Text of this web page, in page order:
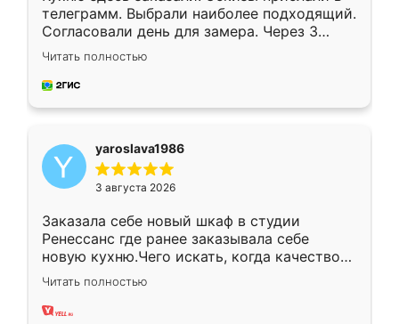
телеграмм. Выбрали наиболее подходящий.
Согласовали день для замера. Через 3
недели кухня была уже готова. Остались
довольны работой. Спасибо Ренессанс
мебель за качественную работу!
Читать полностью
yaroslava1986
3 августа 2026
Заказала себе новый шкаф в студии
Ренессанс где ранее заказывала себе
новую кухню.Чего искать, когда качеством
вполне довольна. Служит кухня уже почти
два года, нареканий нет.
Читать полностью